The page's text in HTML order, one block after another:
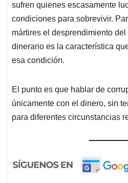
sufren quienes escasamente
condiciones para sobrevivir.
mártires el desprendimiento
dinerario es la característica
esa condición.
El punto es que hablar de
únicamente con el dinero, sin
para diferentes circunstancias